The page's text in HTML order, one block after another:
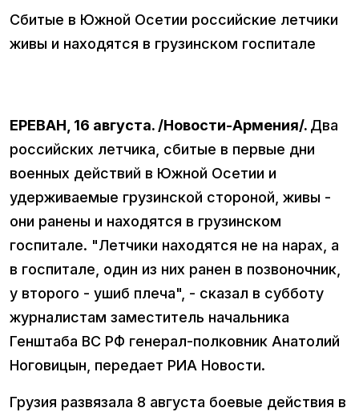
Сбитые в Южной Осетии российские летчики
живы и находятся в грузинском госпитале
ЕРЕВАН, 16 августа. /Новости-Армения/. Два
российских летчика, сбитые в первые дни
военных действий в Южной Осетии и
удерживаемые грузинской стороной, живы -
они ранены и находятся в грузинском
госпитале. "Летчики находятся не на нарах, а
в госпитале, один из них ранен в позвоночник,
у второго - ушиб плеча", - сказал в субботу
журналистам заместитель начальника
Генштаба ВС РФ генерал-полковник Анатолий
Ноговицын, передает РИА Новости.
Грузия развязала 8 августа боевые действия в